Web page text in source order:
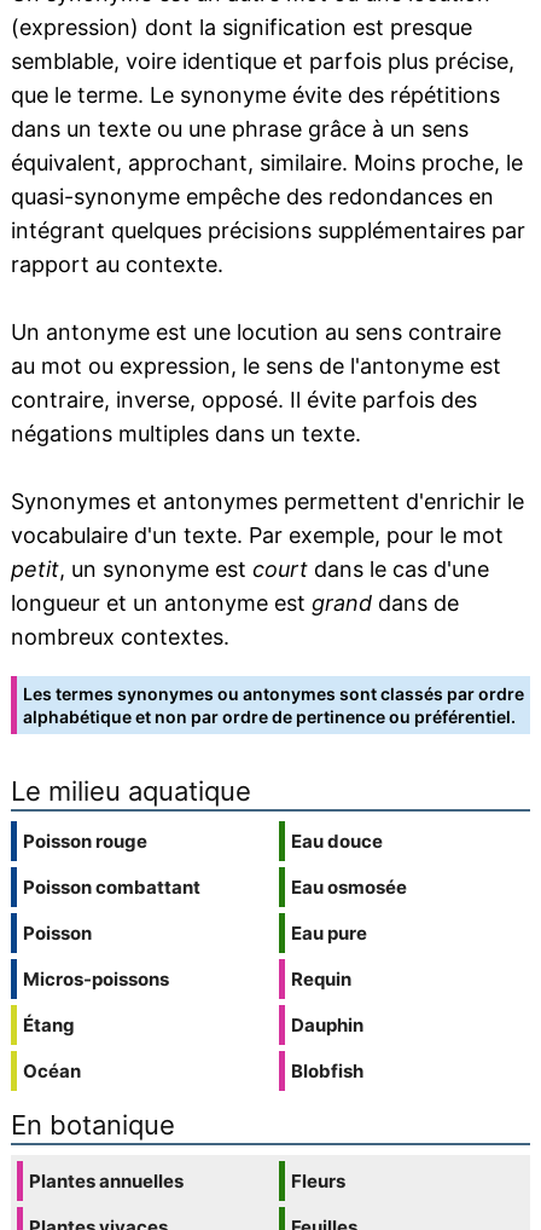
(expression) dont la signification est presque
semblable, voire identique et parfois plus précise,
que le terme. Le synonyme évite des répétitions
dans un texte ou une phrase grâce à un sens
équivalent, approchant, similaire. Moins proche, le
quasi-synonyme empêche des redondances en
intégrant quelques précisions supplémentaires par
rapport au contexte.
Un antonyme est une locution au sens contraire
au mot ou expression, le sens de l'antonyme est
contraire, inverse, opposé. Il évite parfois des
négations multiples dans un texte.
Synonymes et antonymes permettent d'enrichir le
vocabulaire d'un texte. Par exemple, pour le mot
petit, un synonyme est courtdans le cas d'une
longueur et un antonyme est granddans de
nombreux contextes.
Les termes synonymes ou antonymes sont classés par ordre
alphabétique et non par ordre de pertinence ou préférentiel.
Le milieu aquatique
Poisson rouge
Poisson combattant
Poisson
Micros-poissons
Étang
Océan
Eau douce
Eau osmosée
Eau pure
Requin
Dauphin
Blobfish
En botanique
Plantes annuelles
Fleurs